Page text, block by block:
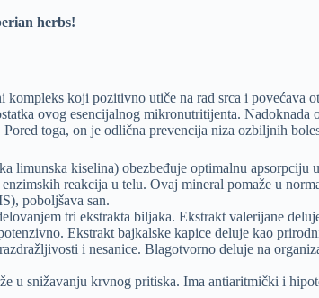
herbs!
koji pozitivno utiče na rad srca i povećava
ovog esencijalnog mikronutritijenta.
toga, on je odlična prevencija niza ozbiljnih
limunska kiselina) obezbeđuje optimalnu
reakcija u telu. Ovaj mineral pomaže u
poboljšava san.
tri ekstrakta biljaka. Ekstrakt valerijane
Ekstrakt bajkalske kapice deluje kao
i nesanice. Blagotvorno deluje na
u snižavanju krvnog pritiska. Ima antiaritmički i